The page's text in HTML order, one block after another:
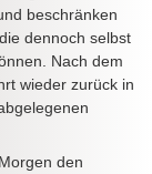
beschränken
dennoch selbst
Nach dem
wieder zurück in
den